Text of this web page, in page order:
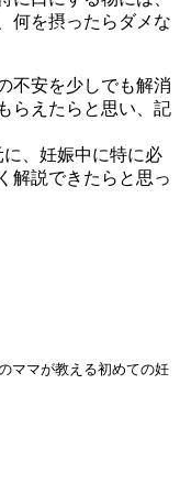
何を摂ったらダメな
不安を少しでも解消
らえたらと思い、記
、妊娠中に特に必
解説できたらと思っ
ママが教える初めての妊